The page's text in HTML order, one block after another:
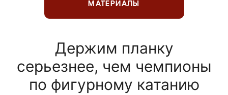
МАТЕРИАЛЫ
Держим планку
серьезнее, чем чемпионы
по фигурному катанию